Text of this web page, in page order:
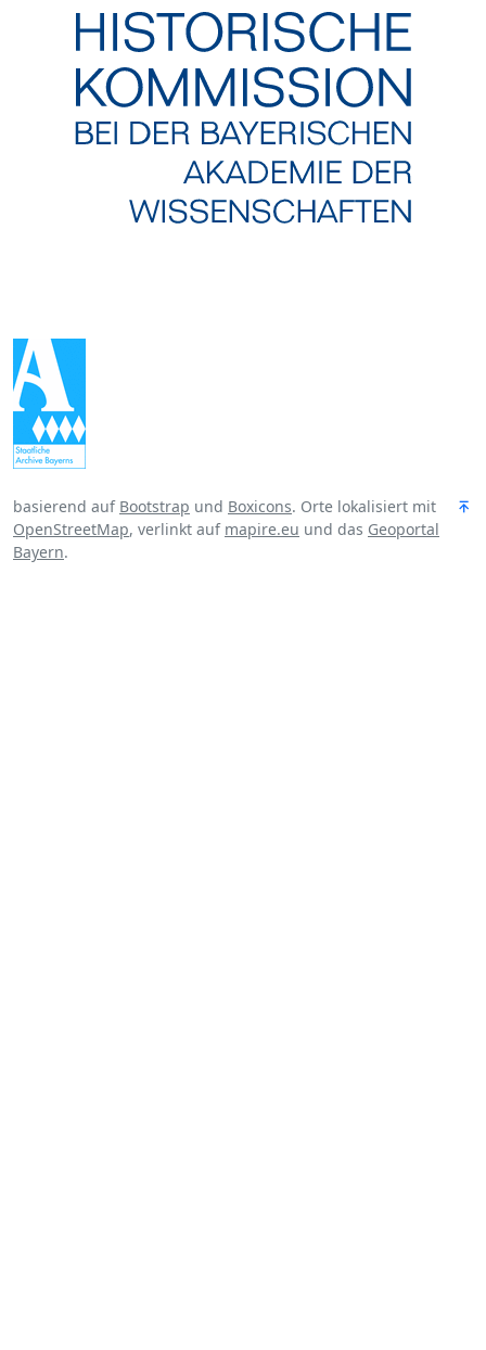
basierend auf Bootstrap und Boxicons. Orte lokalisiert mit
OpenStreetMap, verlinkt auf mapire.eu und das Geoportal
Bayern.